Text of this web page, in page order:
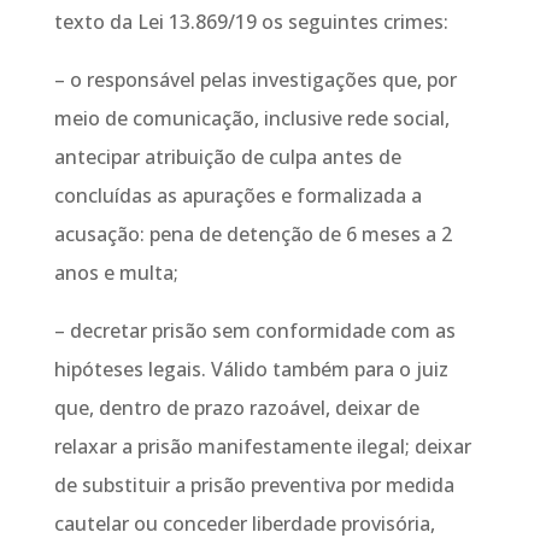
texto da Lei 13.869/19 os seguintes crimes:
– o responsável pelas investigações que, por
meio de comunicação, inclusive rede social,
antecipar atribuição de culpa antes de
concluídas as apurações e formalizada a
acusação: pena de detenção de 6 meses a 2
anos e multa;
– decretar prisão sem conformidade com as
hipóteses legais. Válido também para o juiz
que, dentro de prazo razoável, deixar de
relaxar a prisão manifestamente ilegal; deixar
de substituir a prisão preventiva por medida
cautelar ou conceder liberdade provisória,